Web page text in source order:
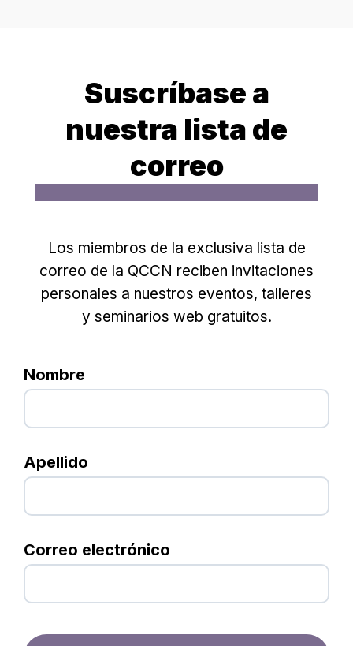
Suscríbase a
nuestra lista de
correo
Los miembros de la exclusiva lista de
correo de la QCCN reciben invitaciones
personales a nuestros eventos, talleres
y seminarios web gratuitos.
Nombre
Apellido
Correo electrónico